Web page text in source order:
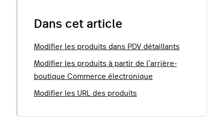
Dans cet article
Modifier les produits dans PDV détaillants
Modifier les produits à partir de l’arrière-
boutique Commerce électronique
Modifier les URL des produits